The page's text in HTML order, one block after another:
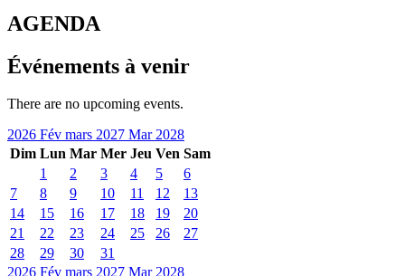
AGENDA
Événements à venir
There are no upcoming events.
2026 Fév mars 2027 Mar2028
Dim Lun Mar Mer Jeu Ven Sam
1
2 3 4 5
6
7
8 9 10 11 12
13
14
15 16 17 18 19
20
21
22 23 24 25 26
27
28
29 30
31
2026 Fév mars 2027 Mar2028